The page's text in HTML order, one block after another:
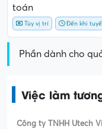
toán
Tùy vị trí Đến khi
Phần dành cho
Việc làm
Công ty TNHH Utech